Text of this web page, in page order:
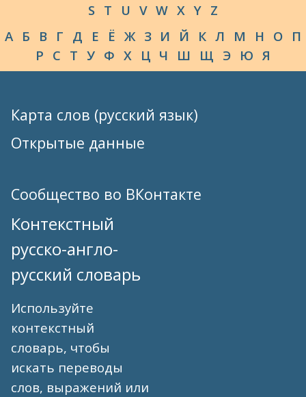
S T U V W X Y Z
А Б В Г Д Е Ё Ж З И Й К Л М Н О П
Р С Т У Ф Х Ц Ч Ш Щ Э Ю Я
Карта слов (русский язык)
Открытые данные
Сообщество во ВКонтакте
Контекстный
русско-англо-
русский словарь
Используйте
контекстный
словарь, чтобы
искать переводы
слов, выражений или